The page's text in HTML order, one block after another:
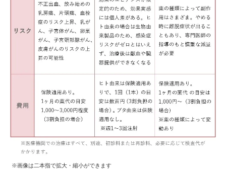
※画像は二本指で拡大・縮小ができます